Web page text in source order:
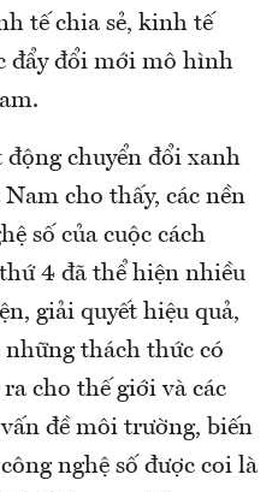
tế chia sẻ, kinh tế
đẩy đổi mới mô hình
chuyển đổi xanh
cho thấy, các nền
số của cuộc cách
4 đã thể hiện nhiều
giải quyết hiệu quả,
thách thức có
cho thế giới và các
đề môi trường, biến
nghệ số được coi là